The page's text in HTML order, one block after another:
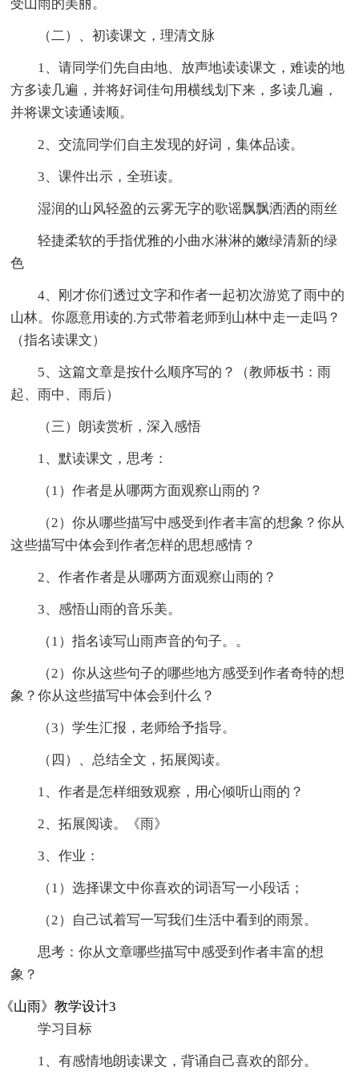
受山雨的美丽。
（二）、初读课文，理清文脉
1、请同学们先自由地、放声地读读课文，难读的地
方多读几遍，并将好词佳句用横线划下来，多读几遍，
并将课文读通读顺。
2、交流同学们自主发现的好词，集体品读。
3、课件出示，全班读。
湿润的山风轻盈的云雾无字的歌谣飘飘洒洒的雨丝
轻捷柔软的手指优雅的小曲水淋淋的嫩绿清新的绿
色
4、刚才你们透过文字和作者一起初次游览了雨中的
山林。你愿意用读的.方式带着老师到山林中走一走吗？
（指名读课文）
5、这篇文章是按什么顺序写的？（教师板书：雨
起、雨中、雨后）
（三）朗读赏析，深入感悟
1、默读课文，思考：
（1）作者是从哪两方面观察山雨的？
（2）你从哪些描写中感受到作者丰富的想象？你从
这些描写中体会到作者怎样的思想感情？
2、作者作者是从哪两方面观察山雨的？
3、感悟山雨的音乐美。
（1）指名读写山雨声音的句子。。
（2）你从这些句子的哪些地方感受到作者奇特的想
象？你从这些描写中体会到什么？
（3）学生汇报，老师给予指导。
（四）、总结全文，拓展阅读。
1、作者是怎样细致观察，用心倾听山雨的？
2、拓展阅读。《雨》
3、作业：
（1）选择课文中你喜欢的词语写一小段话；
（2）自己试着写一写我们生活中看到的雨景。
思考：你从文章哪些描写中感受到作者丰富的想
象？
《山雨》教学设计3
学习目标
1、有感情地朗读课文，背诵自己喜欢的部分。